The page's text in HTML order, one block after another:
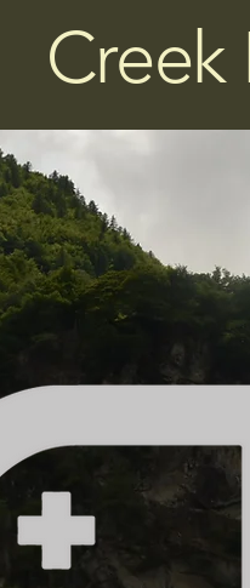
Creek